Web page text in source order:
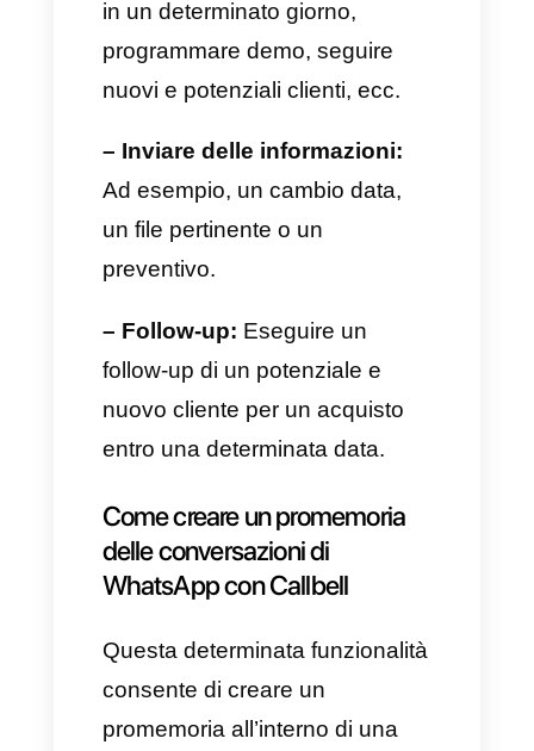
notifica che ti ricorderà tutte le
informazioni più importanti.
Inoltre, se vuoi visualizzare i
promemoria in sospeso, potrai
trovare una scheda che ti
programmate e future.
A cosa servono i
Ipromemoria di WhatsApp
sono utilissimi per:
importanti:Inviare un